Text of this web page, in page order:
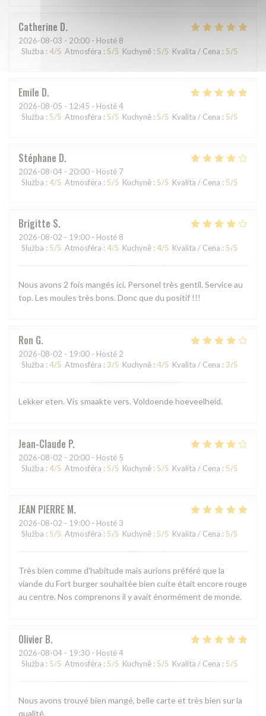
Catherine D
2026-08-03 - 20:00 - Hosté 8
Služba : 4/5 Atmosféra : 5/5 Kuchyně : 5/5 Kvalita / Cena : 5/5
Emile D
2026-08-05 - 12:45 - Hosté 4
Služba : 5/5 Atmosféra : 5/5 Kuchyně : 5/5 Kvalita / Cena : 5/5
Stéphane D
2026-08-04 - 20:00 - Hosté 7
Služba : 4/5 Atmosféra : 5/5 Kuchyně : 5/5 Kvalita / Cena : 5/5
Brigitte S
2026-08-02 - 19:00 - Hosté 8
Služba : 5/5 Atmosféra : 4/5 Kuchyně : 4/5 Kvalita / Cena : 5/5
Nous avons 2 fois mangés ici. Personel très gentil. Service au
top. Les moules très bons. Donc que du positif !!!
Ron G
2026-08-02 - 19:00 - Hosté 2
Služba : 4/5 Atmosféra : 3/5 Kuchyně : 4/5 Kvalita / Cena : 3/5
Lekker eten. Vis smaakte vers. Voldoende hoeveelheid.
Jean-Claude P
2026-08-02 - 20:00 - Hosté 5
Služba : 4/5 Atmosféra : 5/5 Kuchyně : 5/5 Kvalita / Cena : 5/5
JEAN PIERRE M
2026-08-02 - 19:00 - Hosté 3
Služba : 5/5 Atmosféra : 5/5 Kuchyně : 5/5 Kvalita / Cena : 5/5
Très bien comme d'habitude mais aurions préféré que la
viande du Fort burger souhaitée bien cuite était encore rouge
au centre. Nos comprenons il y avait énormément de monde.
Olivier B
2026-08-04 - 19:30 - Hosté 4
Služba : 5/5 Atmosféra : 5/5 Kuchyně : 5/5 Kvalita / Cena : 5/5
Nous avons trouvé bien mangé, belle carte et très bien sur la
qualité.